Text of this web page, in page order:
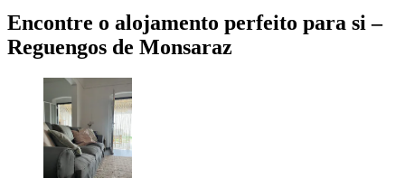
Encontre o alojamento perfeito para si –
Reguengos de Monsaraz